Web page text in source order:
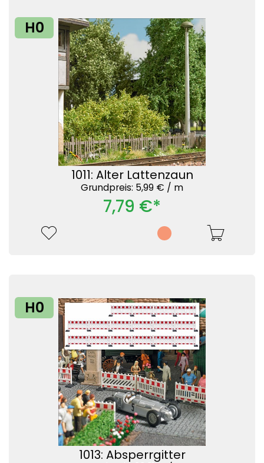
H0
1011: Alter Lattenzaun
Grundpreis: 5,99 € / m
7,79 €*
H0
1013: Absperrgitter